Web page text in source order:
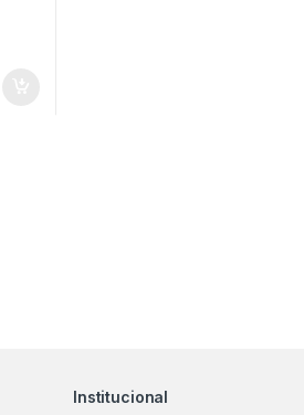
Institucional